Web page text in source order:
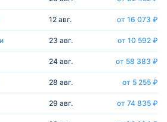
12 авг. от 16 073 ₽
23 авг. от 10 592 ₽
24 авг. от 58 383 ₽
28 авг. от 5 255 ₽
29 авг. от 74 835 ₽